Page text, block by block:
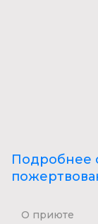
Подробнее
О приюте